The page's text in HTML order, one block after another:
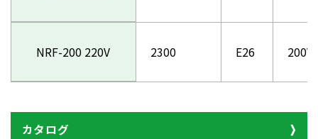
NRF-200 220V 2300 E26 200V
カタログ